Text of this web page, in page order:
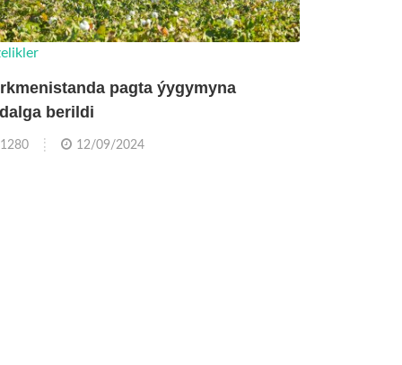
pagta ýygymyna
berildi
1280 12/09/2024